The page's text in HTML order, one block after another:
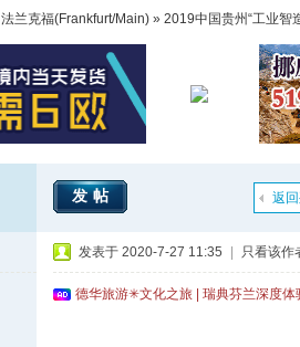
法兰克福(Frankfurt/Main) » 2019中国贵州“工业智
返
发帖
发表于 2020-7-27 11:35 只看该作
德华旅游✳文化之旅 | 瑞典芬兰深度